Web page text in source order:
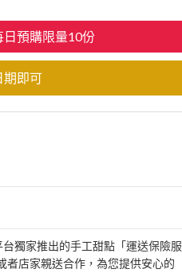
日預購限量10份
期即可
獨家推出的手工甜點「運送保險服
者店家親送合作，為您提供安心的